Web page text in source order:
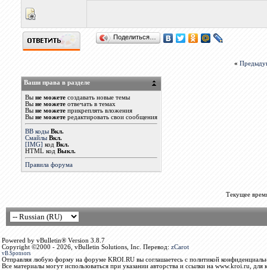
Поделиться…
«
Ваши права в разделе
Вы не можетесоздавать новые темы
Вы не можетеотвечать в темах
Вы не можетеприкреплять вложения
Вы не можетередактировать свои сообщения
BB коды Вкл.
Смайлы Вкл.
[IMG] код Вкл.
HTML код Выкл.
Правила форума
Текущее
Powered by vBulletin® Version 3.8.7
Copyright ©2000 - 2026, vBulletin Solutions, Inc. Перевод: zCarot
vB.Sponsors
Отправляя любую форму на форуме KROI.RU вы соглашаетесь с политикой
Все материалы могут использоваться при указании авторства и ссылки на www.kroi.ru, для